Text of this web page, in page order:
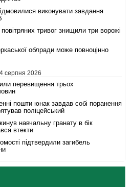
виконувати завдання
тривог знищили три ворожі
облради може повноцінно
серпня 2026
перевищення трьох
пошти юнак завдав собі поранення
поліцейський
навчальну гранату в бік
втекти
підтвердили загибель